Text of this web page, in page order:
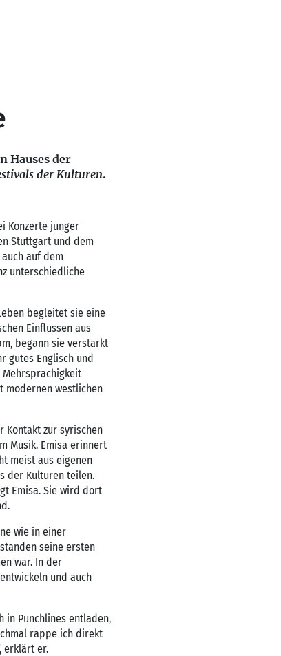
Hauses der
der Kulturen.
Konzerte junger
Stuttgart und dem
auf dem
unterschiedliche
begleitet sie eine
Einflüssen aus
begann sie verstärkt
gutes Englisch und
Mehrsprachigkeit
modernen westlichen
Kontakt zur syrischen
Musik. Emisa erinnert
meist aus eigenen
der Kulturen teilen.
Emisa. Sie wird dort
wie in einer
seine ersten
war. In der
und auch
in Punchlines entladen,
rappe ich direkt
erklärt er.